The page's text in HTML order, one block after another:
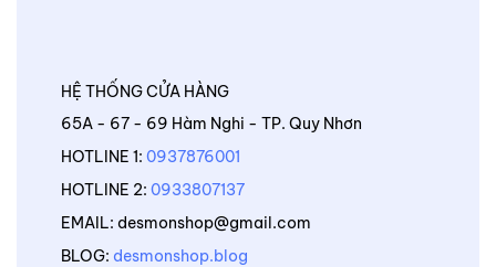
HỆ THỐNG CỬA HÀNG
65A - 67 - 69 Hàm Nghi - TP. Quy Nhơn
HOTLINE 1: 0937876001
HOTLINE 2: 0933807137
EMAIL: desmonshop@gmail.com
BLOG: desmonshop.blog